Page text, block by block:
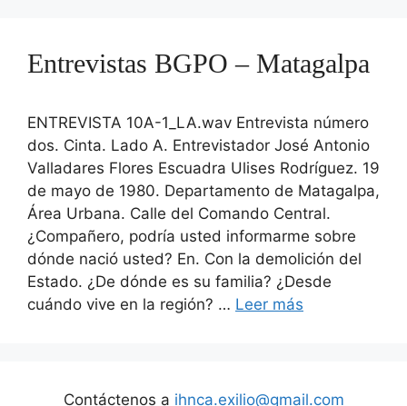
Entrevistas BGPO – Matagalpa
ENTREVISTA 10A-1_LA.wav Entrevista número
dos. Cinta. Lado A. Entrevistador José Antonio
Valladares Flores Escuadra Ulises Rodríguez. 19
de mayo de 1980. Departamento de Matagalpa,
Área Urbana. Calle del Comando Central.
¿Compañero, podría usted informarme sobre
dónde nació usted? En. Con la demolición del
Estado. ¿De dónde es su familia? ¿Desde
cuándo vive en la región? … Leer más
Contáctenos a ihnca.exilio@gmail.com